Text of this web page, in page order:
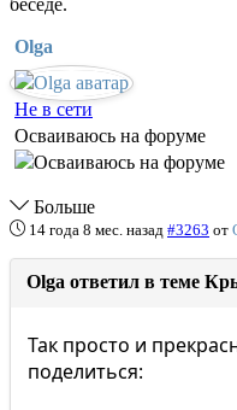
беседе.
Olga
Не в сети
Осваиваюсь на форуме
Больше
14 года 8 мес. назад #3263 от
Olga ответил в теме
Так просто и
поделиться: